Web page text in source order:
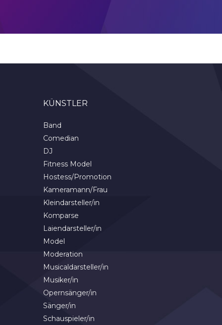
KÜNSTLER
Band
Comedian
DJ
Fitness Model
Hostess/Promotion
Kameramann/Frau
Kleindarsteller/in
Komparse
Laiendarsteller/in
Model
Moderation
Musicaldarsteller/in
Musiker/in
Opernsänger/in
Sänger/in
Schauspieler/in